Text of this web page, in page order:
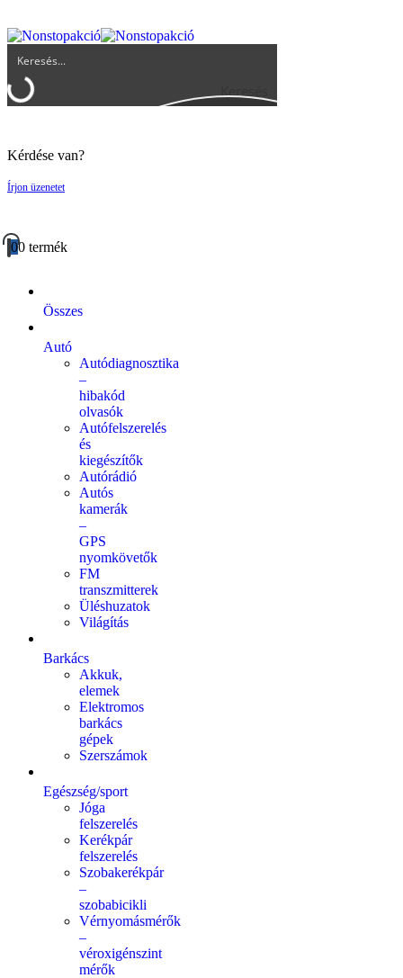
Keresés
Kérdése van?
Írjon üzenetet
00 termék
Összes
Autó
Autódiagnosztika
–
hibakód
olvasók
Autófelszerelés
és
kiegészítők
Autórádió
Autós
kamerák
–
GPS
nyomkövetők
FM
transzmitterek
Üléshuzatok
Világítás
Barkács
Akkuk,
elemek
Elektromos
barkács
gépek
Szerszámok
Egészség/sport
Jóga
felszerelés
Kerékpár
felszerelés
Szobakerékpár
–
szobabicikli
Vérnyomásmérők
–
véroxigénszint
mérők